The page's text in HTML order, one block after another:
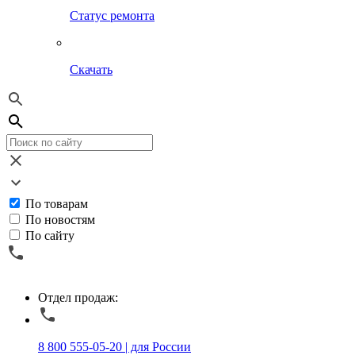
Статус ремонта
Скачать
По товарам
По новостям
По сайту
Отдел продаж:
8 800 555-05-20 | для России